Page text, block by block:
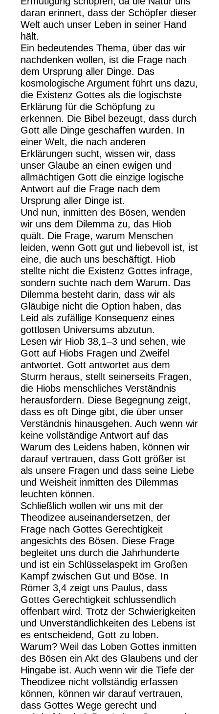
daran erinnert, dass der Schöpfer dieser
Welt auch unser Leben in seiner Hand
hält.
Ein bedeutendes Thema, über das wir
nachdenken wollen, ist die Frage nach
dem Ursprung aller Dinge. Das
kosmologische Argument führt uns dazu,
die Existenz Gottes als die logischste
Erklärung für die Schöpfung zu
erkennen. Die Bibel bezeugt, dass durch
Gott alle Dinge geschaffen wurden. In
einer Welt, die nach anderen
Erklärungen sucht, wissen wir, dass
unser Glaube an einen ewigen und
allmächtigen Gott die einzige logische
Antwort auf die Frage nach dem
Ursprung aller Dinge ist.
Und nun, inmitten des Bösen, wenden
wir uns dem Dilemma zu, das Hiob
quält. Die Frage, warum Menschen
leiden, wenn Gott gut und liebevoll ist, ist
eine, die auch uns beschäftigt. Hiob
stellte nicht die Existenz Gottes infrage,
sondern suchte nach dem Warum. Das
Dilemma besteht darin, dass wir als
Gläubige nicht die Option haben, das
Leid als zufällige Konsequenz eines
gottlosen Universums abzutun.
Lesen wir Hiob 38,1–3 und sehen, wie
Gott auf Hiobs Fragen und Zweifel
antwortet. Gott antwortet aus dem
Sturm heraus, stellt seinerseits Fragen,
die Hiobs menschliches Verständnis
herausfordern. Diese Begegnung zeigt,
dass es oft Dinge gibt, die über unser
Verständnis hinausgehen. Auch wenn wir
keine vollständige Antwort auf das
Warum des Leidens haben, können wir
darauf vertrauen, dass Gott größer ist
als unsere Fragen und dass seine Liebe
und Weisheit inmitten des Dilemmas
leuchten können.
Schließlich wollen wir uns mit der
Theodizee auseinandersetzen, der
Frage nach Gottes Gerechtigkeit
angesichts des Bösen. Diese Frage
begleitet uns durch die Jahrhunderte
und ist ein Schlüsselaspekt im Großen
Kampf zwischen Gut und Böse. In
Römer 3,4 zeigt uns Paulus, dass
Gottes Gerechtigkeit schlussendlich
offenbart wird. Trotz der Schwierigkeiten
und Unverständlichkeiten des Lebens ist
es entscheidend, Gott zu loben.
Warum? Weil das Loben Gottes inmitten
des Bösen ein Akt des Glaubens und der
Hingabe ist. Auch wenn wir die Tiefe der
Theodizee nicht vollständig erfassen
können, können wir darauf vertrauen,
dass Gottes Wege gerecht und